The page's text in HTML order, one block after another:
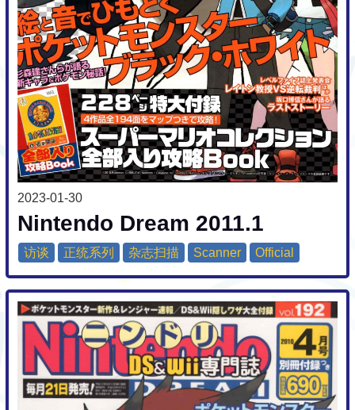
2023-01-30
Nintendo Dream 2011.1
访谈 正统系列 杂志扫描 Scanner Official